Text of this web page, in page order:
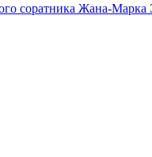
соратника Жана-Марка